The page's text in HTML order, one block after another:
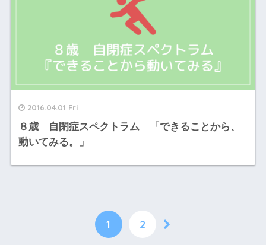
2016.04.01 Fri
８歳 自閉症スペクトラム 「できることから、
動いてみる。」
1 2